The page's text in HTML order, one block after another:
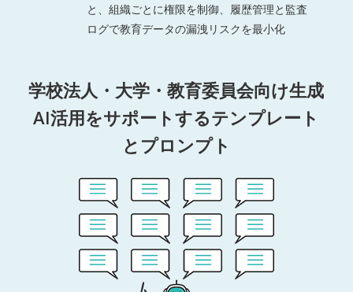
と、組織ごとに権限を制御、履歴管理と監査
ログで教育データの漏洩リスクを最小化
学校法人・大学・教育委員会向け生成
AI活用をサポートするテンプレート
とプロンプト